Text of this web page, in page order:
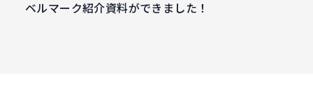
ベルマーク紹介資料ができました！